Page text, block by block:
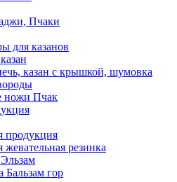
Пчаки
для казанов
казан с крышкой, шумовка
ножи Пчак
продукция
жевательная резинка
Бальзам гор